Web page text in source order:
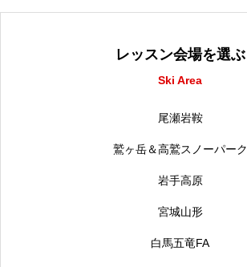
レッスン会場を選ぶ
Ski Area
尾瀬岩鞍
鷲ヶ岳＆高鷲スノーパーク
岩手高原
宮城山形
白馬五竜FA